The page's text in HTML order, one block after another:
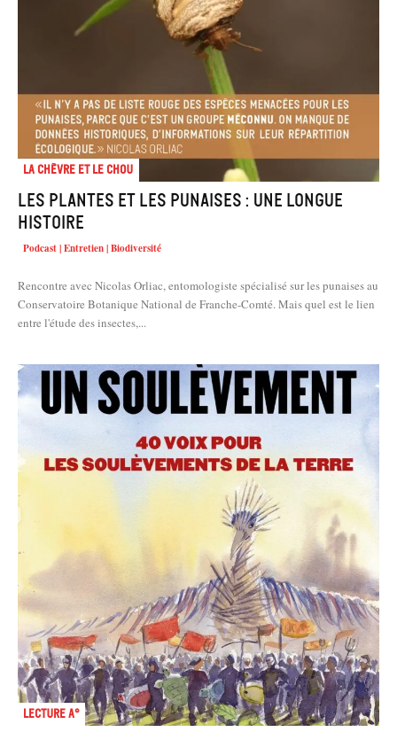
La chèvre et le chou
Les plantes et les punaises : une longue
histoire
Podcast | Entretien | Biodiversité
Rencontre avec Nicolas Orliac, entomologiste spécialisé sur les punaises au
Conservatoire Botanique National de Franche-Comté. Mais quel est le lien
entre l'étude des insectes,...
Lecture A°